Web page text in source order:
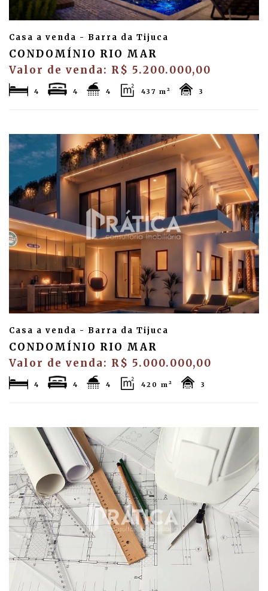
Casa a venda - Barra da Tijuca
CONDOMÍNIO RIO MAR
Valor de venda: R$ 5.200.000,00
4 4 4 437 m² 3
Casa a venda - Barra da Tijuca
CONDOMÍNIO RIO MAR
Valor de venda: R$ 5.000.000,00
4 4 4 420 m² 3